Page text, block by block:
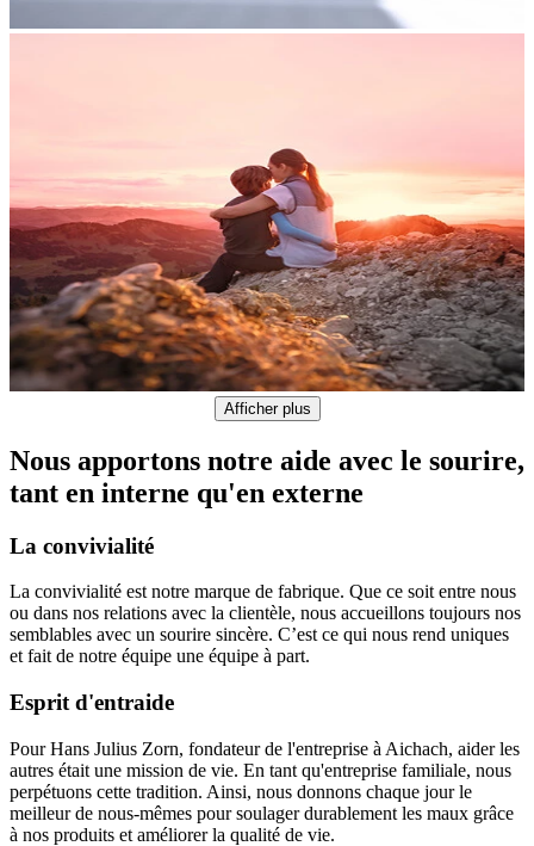
Afficher plus
Nous apportons notre aide avec le sourire,
tant en interne qu'en externe
La convivialité
La convivialité est notre marque de fabrique. Que ce soit entre nous
ou dans nos relations avec la clientèle, nous accueillons toujours nos
semblables avec un sourire sincère. C’est ce qui nous rend uniques
et fait de notre équipe une équipe à part.
Esprit d'entraide
Pour Hans Julius Zorn, fondateur de l'entreprise à Aichach, aider les
autres était une mission de vie. En tant qu'entreprise familiale, nous
perpétuons cette tradition. Ainsi, nous donnons chaque jour le
meilleur de nous-mêmes pour soulager durablement les maux grâce
à nos produits et améliorer la qualité de vie.